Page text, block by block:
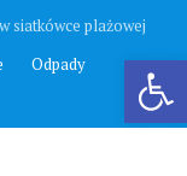
Otwórz pasek narzędzi
Odpady